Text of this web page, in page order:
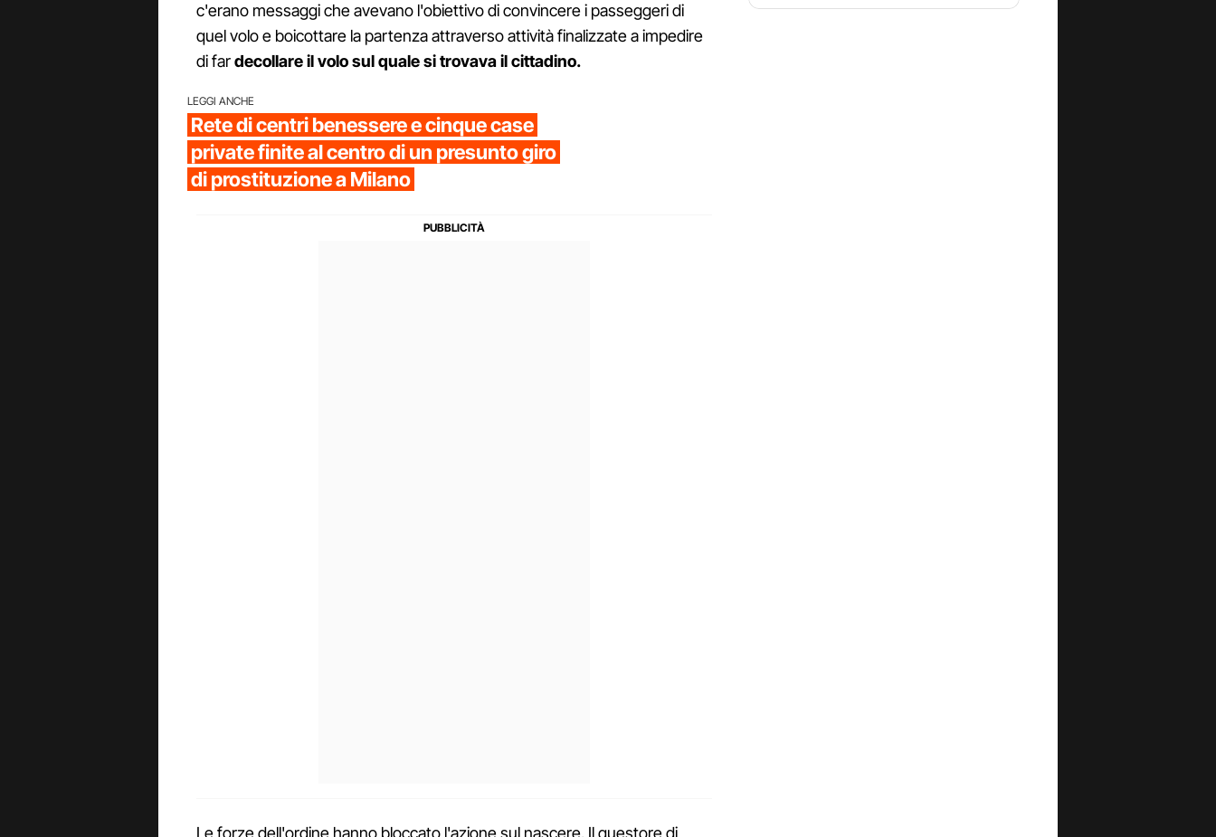
c'erano messaggi che avevano l'obiettivo di convincere i passeggeri di
quel volo e boicottare la partenza attraverso attività finalizzate a impedire
di fardecollare il volo sul quale si trovava il cittadino.
LEGGI ANCHE
Rete di centri benessere e cinque case
private finite al centro di un presunto giro
di prostituzione a Milano
Le forze dell'ordine hanno bloccato l'azione sul nascere. Il questore di